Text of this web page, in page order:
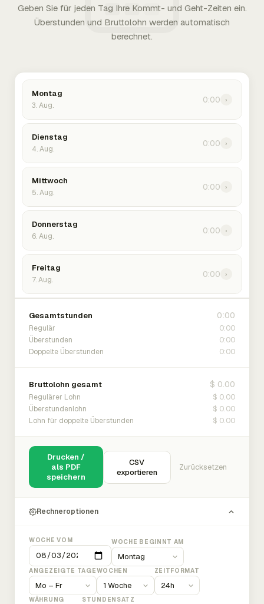
Geben Sie für jeden Tag Ihre Kommt- und Geht-Zeiten ein.
Überstunden und Bruttolohn werden automatisch
berechnet.
Montag
3. Aug.
0:00 ›
Dienstag
4. Aug.
0:00 ›
Mittwoch
5. Aug.
0:00 ›
Donnerstag
6. Aug.
0:00 ›
Freitag
7. Aug.
0:00 ›
Gesamtstunden 0:00
Regulär 0:00
Überstunden 0:00
Doppelte Überstunden 0:00
Bruttolohn gesamt $ 0.00
Regulärer Lohn $ 0.00
Überstundenlohn $ 0.00
Lohn für doppelte Überstunden $ 0.00
Drucken /
als PDF
speichern
CSV
exportieren
Zurücksetzen
Rechneroptionen
WOCHE VOM WOCHE BEGINNT AM
ANGEZEIGTE TAGEWOCHEN ZEITFORMAT
WÄHRUNG STUNDENSATZ